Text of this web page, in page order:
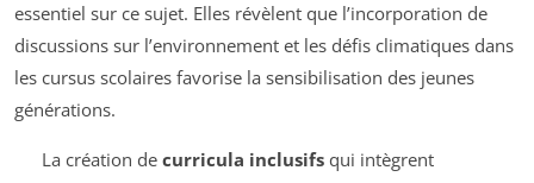
essentiel sur ce sujet. Elles révèlent que l’incorporation de
discussions sur l’environnement et les défis climatiques dans
les cursus scolaires favorise la sensibilisation des jeunes
générations.
La création de curricula inclusifsqui intègrent